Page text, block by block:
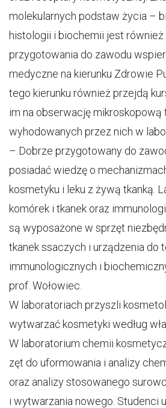
molekularnych podstaw życia –
histologii i biochemii jest również
przygotowania do zawodu
medyczne na kierunku Zdrowie
tego kierunku również przejdą
im na obserwację mikroskopową
wyhodowanych przez nich w
– Dobrze przygotowany do
posiadać wiedzę o
kosmetyku i leku z żywą tkanką.
komórek i tkanek oraz
są wyposażone w sprzęt
tkanek ssaczych i urządzenia do
immunologicznych i
prof. Wołowiec.
W laboratoriach przyszli
wytwarzać kosmetyki według
W laboratorium chemii
zęt do uformowania i analizy
oraz analizy stosowanego
i wytwarzania nowego. Studenci